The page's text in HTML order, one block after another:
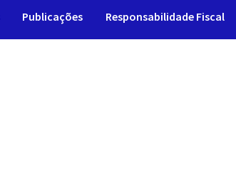
Publicações Responsabilidade Fiscal